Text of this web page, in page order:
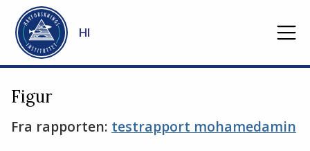
Gå til hovedinnhold
HI
Figur
Fra rapporten: testrapport mohamedamin